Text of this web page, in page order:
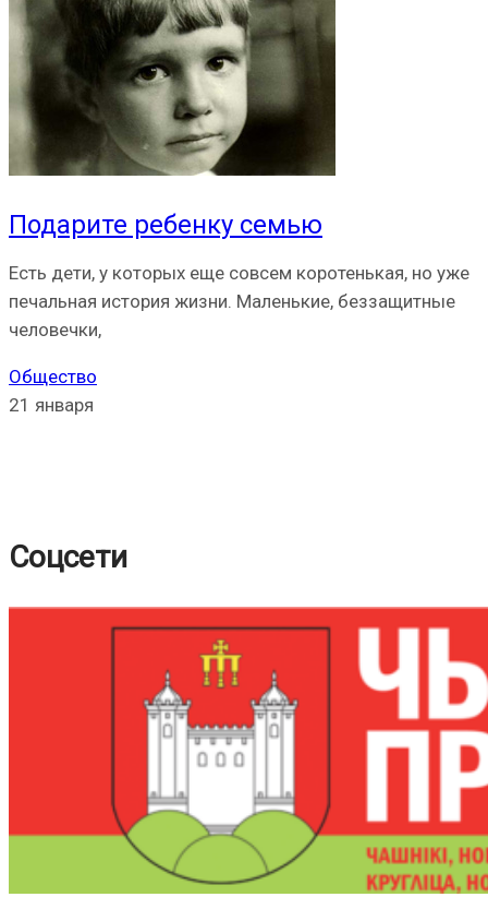
Подарите ребенку семью
Есть дети, у которых еще совсем коротенькая, но уже
печальная история жизни. Маленькие, беззащитные
человечки,
Общество
21 января
Соцсети